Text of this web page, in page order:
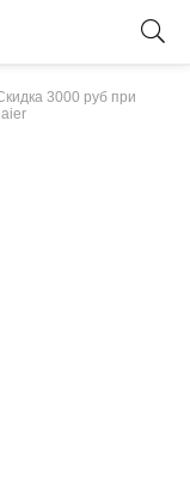
3000 руб при